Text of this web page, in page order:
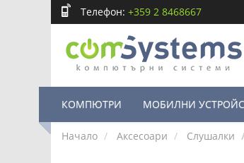
Телефон: +359 2 8468667
КОМПЮТРИ МОБИЛНИ
Начало Аксесоари Слушалки